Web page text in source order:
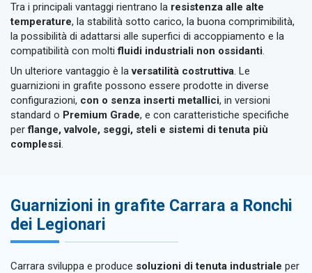
Tra i principali vantaggi rientrano la resistenza alle alte
temperature, la stabilità sotto carico, la buona comprimibilità,
la possibilità di adattarsi alle superfici di accoppiamento e la
compatibilità con moltifluidi industriali non ossidanti.
Un ulteriore vantaggio è laversatilità costruttiva. Le
guarnizioni in grafite possono essere prodotte in diverse
configurazioni, con o senza inserti metallici, in versioni
standard o Premium Grade, e con caratteristiche specifiche
perflange, valvole, seggi, steli e sistemi di tenuta più
complessi.
Guarnizioni in grafite Carrara a Ronchi
dei Legionari
Carrara sviluppa e produce soluzioni di tenuta industriale per